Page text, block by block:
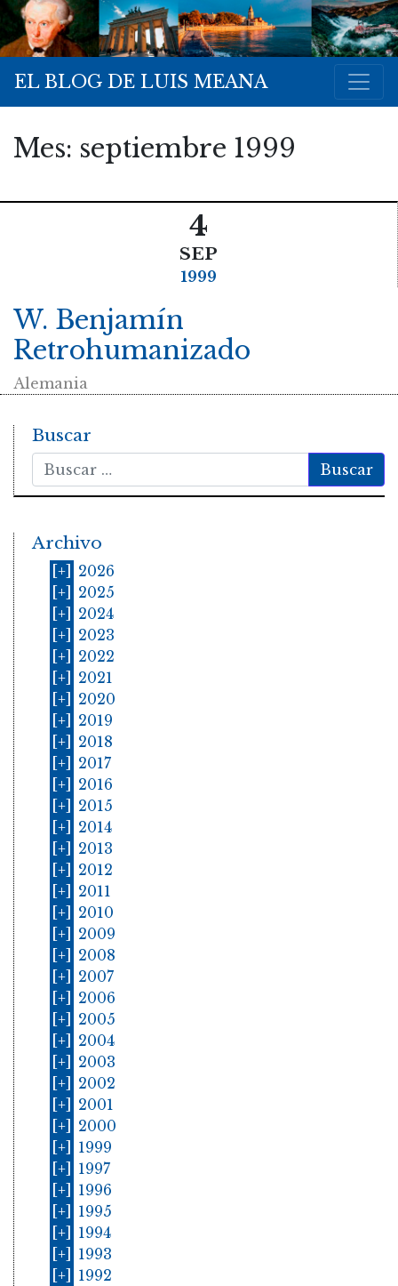
EL BLOG DE LUIS MEANA
Mes: septiembre 1999
4
SEP
1999
W. Benjamín
Retrohumanizado
Alemania
Buscar
Buscar
Archivo
[+]
2026
[+]
2025
[+]
2024
[+]
2023
[+]
2022
[+]
2021
[+]
2020
[+]
2019
[+]
2018
[+]
2017
[+]
2016
[+]
2015
[+]
2014
[+]
2013
[+]
2012
[+]
2011
[+]
2010
[+]
2009
[+]
2008
[+]
2007
[+]
2006
[+]
2005
[+]
2004
[+]
2003
[+]
2002
[+]
2001
[+]
2000
[+]
1999
[+]
1997
[+]
1996
[+]
1995
[+]
1994
[+]
1993
[+]
1992